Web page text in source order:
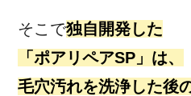
そこで独自開発した
「ポアリペアSP」は、
毛穴汚れを洗浄した後